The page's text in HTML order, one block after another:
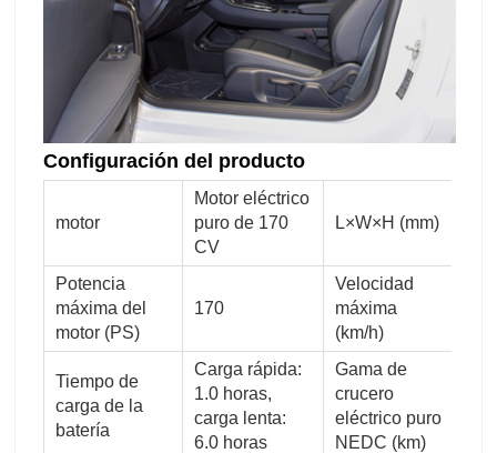
Configuración del producto
motor
Motor eléctrico
puro de 170
CV
L×W×H (mm)
Potencia
máxima del
motor (PS)
170
Velocidad
máxima
(km/h)
Tiempo de
carga de la
batería
Carga rápida:
1.0 horas,
carga lenta:
6.0 horas
Gama de
crucero
eléctrico puro
NEDC (km)